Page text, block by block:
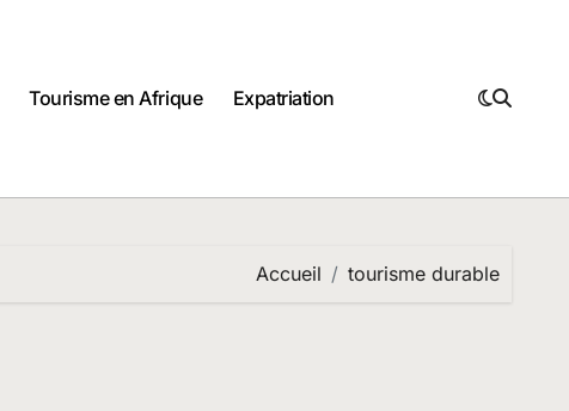
Tourisme en Afrique Expatriation
Accueil tourisme durable